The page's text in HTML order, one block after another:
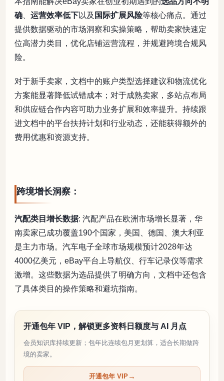
确
运营效率低下以及 国际扩展风险等核心痛点。通过
提供数据驱动的市场洞察和实操策略，帮助卖家快速定
位高潜力类目，优化店铺运营流程，并规避跨境合规风
险。
对于新手卖家，文档中的账户类型选择建议和物流优化
方案能显著降低试错成本；对于成熟卖家，多站点布局
和供应链合作内容可助力业务扩展和效率提升。持续跟
进文档中的平台扶持计划和行业动态，还能获得额外的
费用优惠和资源支持。
跨境增长洞察：
汽配类目增长数据: 汽配产品在欧洲市场增长显著，华
南卖家已成功覆盖190个国家，美国、德国、澳大利亚
是主力市场。汽车电子全球市场规模预计2028年达
4000亿美元，eBay平台上导航仪、行车记录仪等需求
激增。这些数据为选品提供了明确方向，文档中还包含
了具体类目的操作策略和避坑指南。
开通包年 VIP，解锁更多资料日额度与 AI 月点
会员知识库持续更新；包年比连续包月更划算，适合长期做跨
境的卖家。
开通包年 VIP